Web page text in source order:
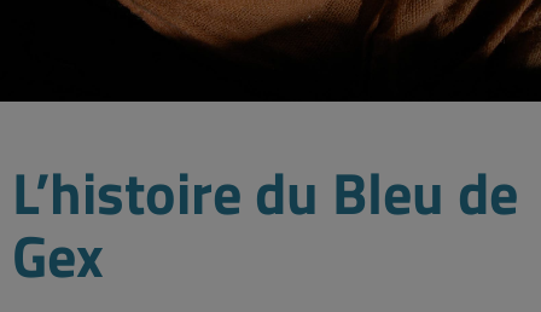
L’histoire du Bleu de
Gex